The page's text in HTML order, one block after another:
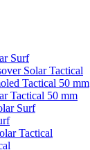
Surf
Solar Tactical
Tactical 50 mm
Tactical 50 mm
Surf
Tactical